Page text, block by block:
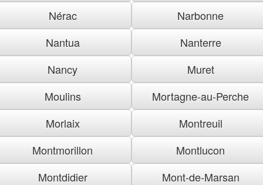
Nérac
Narbonne
Nantua
Nanterre
Nancy
Muret
Moulins
Mortagne-au-Perche
Morlaix
Montreuil
Montmorillon
Montlucon
Montdidier
Mont-de-Marsan